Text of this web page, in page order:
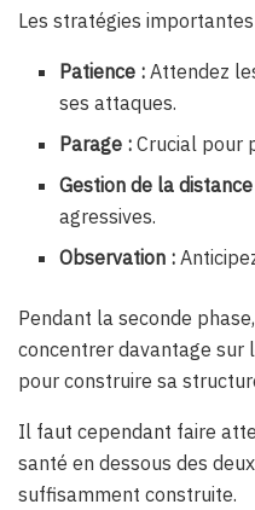
Les stratégies
Patience : Attendez
ses attaques.
Parage : Crucial pour
Gestion de la
agressives.
Observation :
Pendant la seconde
concentrer davantage sur
pour construire sa
Il faut cependant faire
santé en dessous des
suffisamment construite.